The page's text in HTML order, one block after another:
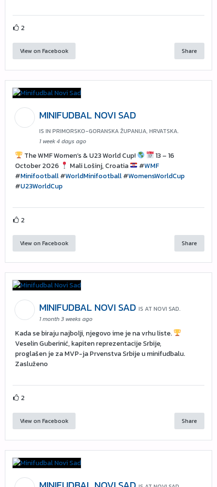
2
View on Facebook Share
MINIFUDBAL NOVI SAD
IS IN PRIMORSKO-GORANSKA ŽUPANIJA, HRVATSKA.
1 week 4 days ago
The WMF Women’s & U23 World Cup!
13 – 16
October 2026
Mali Lošinj, Croatia #WMF
#Minifootball#WorldMinifootball#WomensWorldCup
#U23WorldCup
2
View on Facebook Share
MINIFUDBAL NOVI SAD IS AT NOVI SAD.
1 month 3 weeks ago
Kada se biraju najbolji, njegovo ime je na vrhu liste.
Veselin Guberinić, kapiten reprezentacije Srbije,
proglašen je za MVP-ja Prvenstva Srbije u minifudbalu.
Zasluženo
2
View on Facebook Share